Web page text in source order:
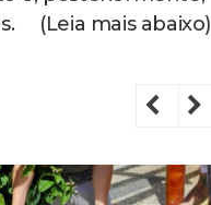
(Leia mais abaixo)
Previous